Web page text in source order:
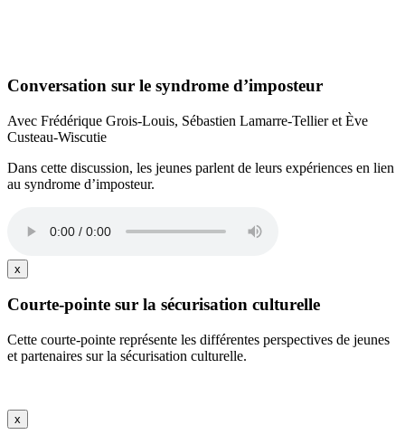
Conversation sur le syndrome d’imposteur
Avec Frédérique Grois-Louis, Sébastien Lamarre-Tellier et Ève
Custeau-Wiscutie
Dans cette discussion, les jeunes parlent de leurs expériences en lien
au syndrome d’imposteur.
x
Courte-pointe sur la sécurisation culturelle
Cette courte-pointe représente les différentes perspectives de jeunes
et partenaires sur la sécurisation culturelle.
x